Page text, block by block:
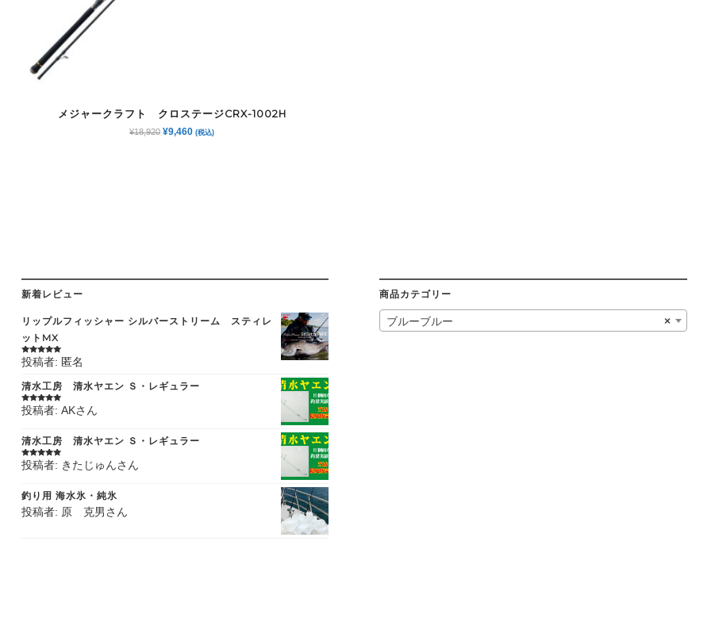
メジャークラフト クロステージCRX-1002H
¥18,920 元
¥9,460現(税込)
新着レビュー
リップルフィッシャー シルバーストリーム スティレ
ットMX
5段階中5の
評価
投稿者: 匿名
清水工房 清水ヤエン Ｓ・レギュラー
5段階中5の
評価
投稿者: AKさん
清水工房 清水ヤエン Ｓ・レギュラー
5段階中5の
評価
投稿者: きたじゅんさん
釣り用 海水氷・純氷
投稿者: 原 克男さん
商品カテゴリー
×
ブルーブルー